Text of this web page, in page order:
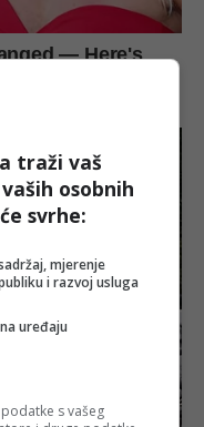
traži vaš
osobnih
svrhe:
mjerenje
i razvoj usluga
uređaju
s vašeg